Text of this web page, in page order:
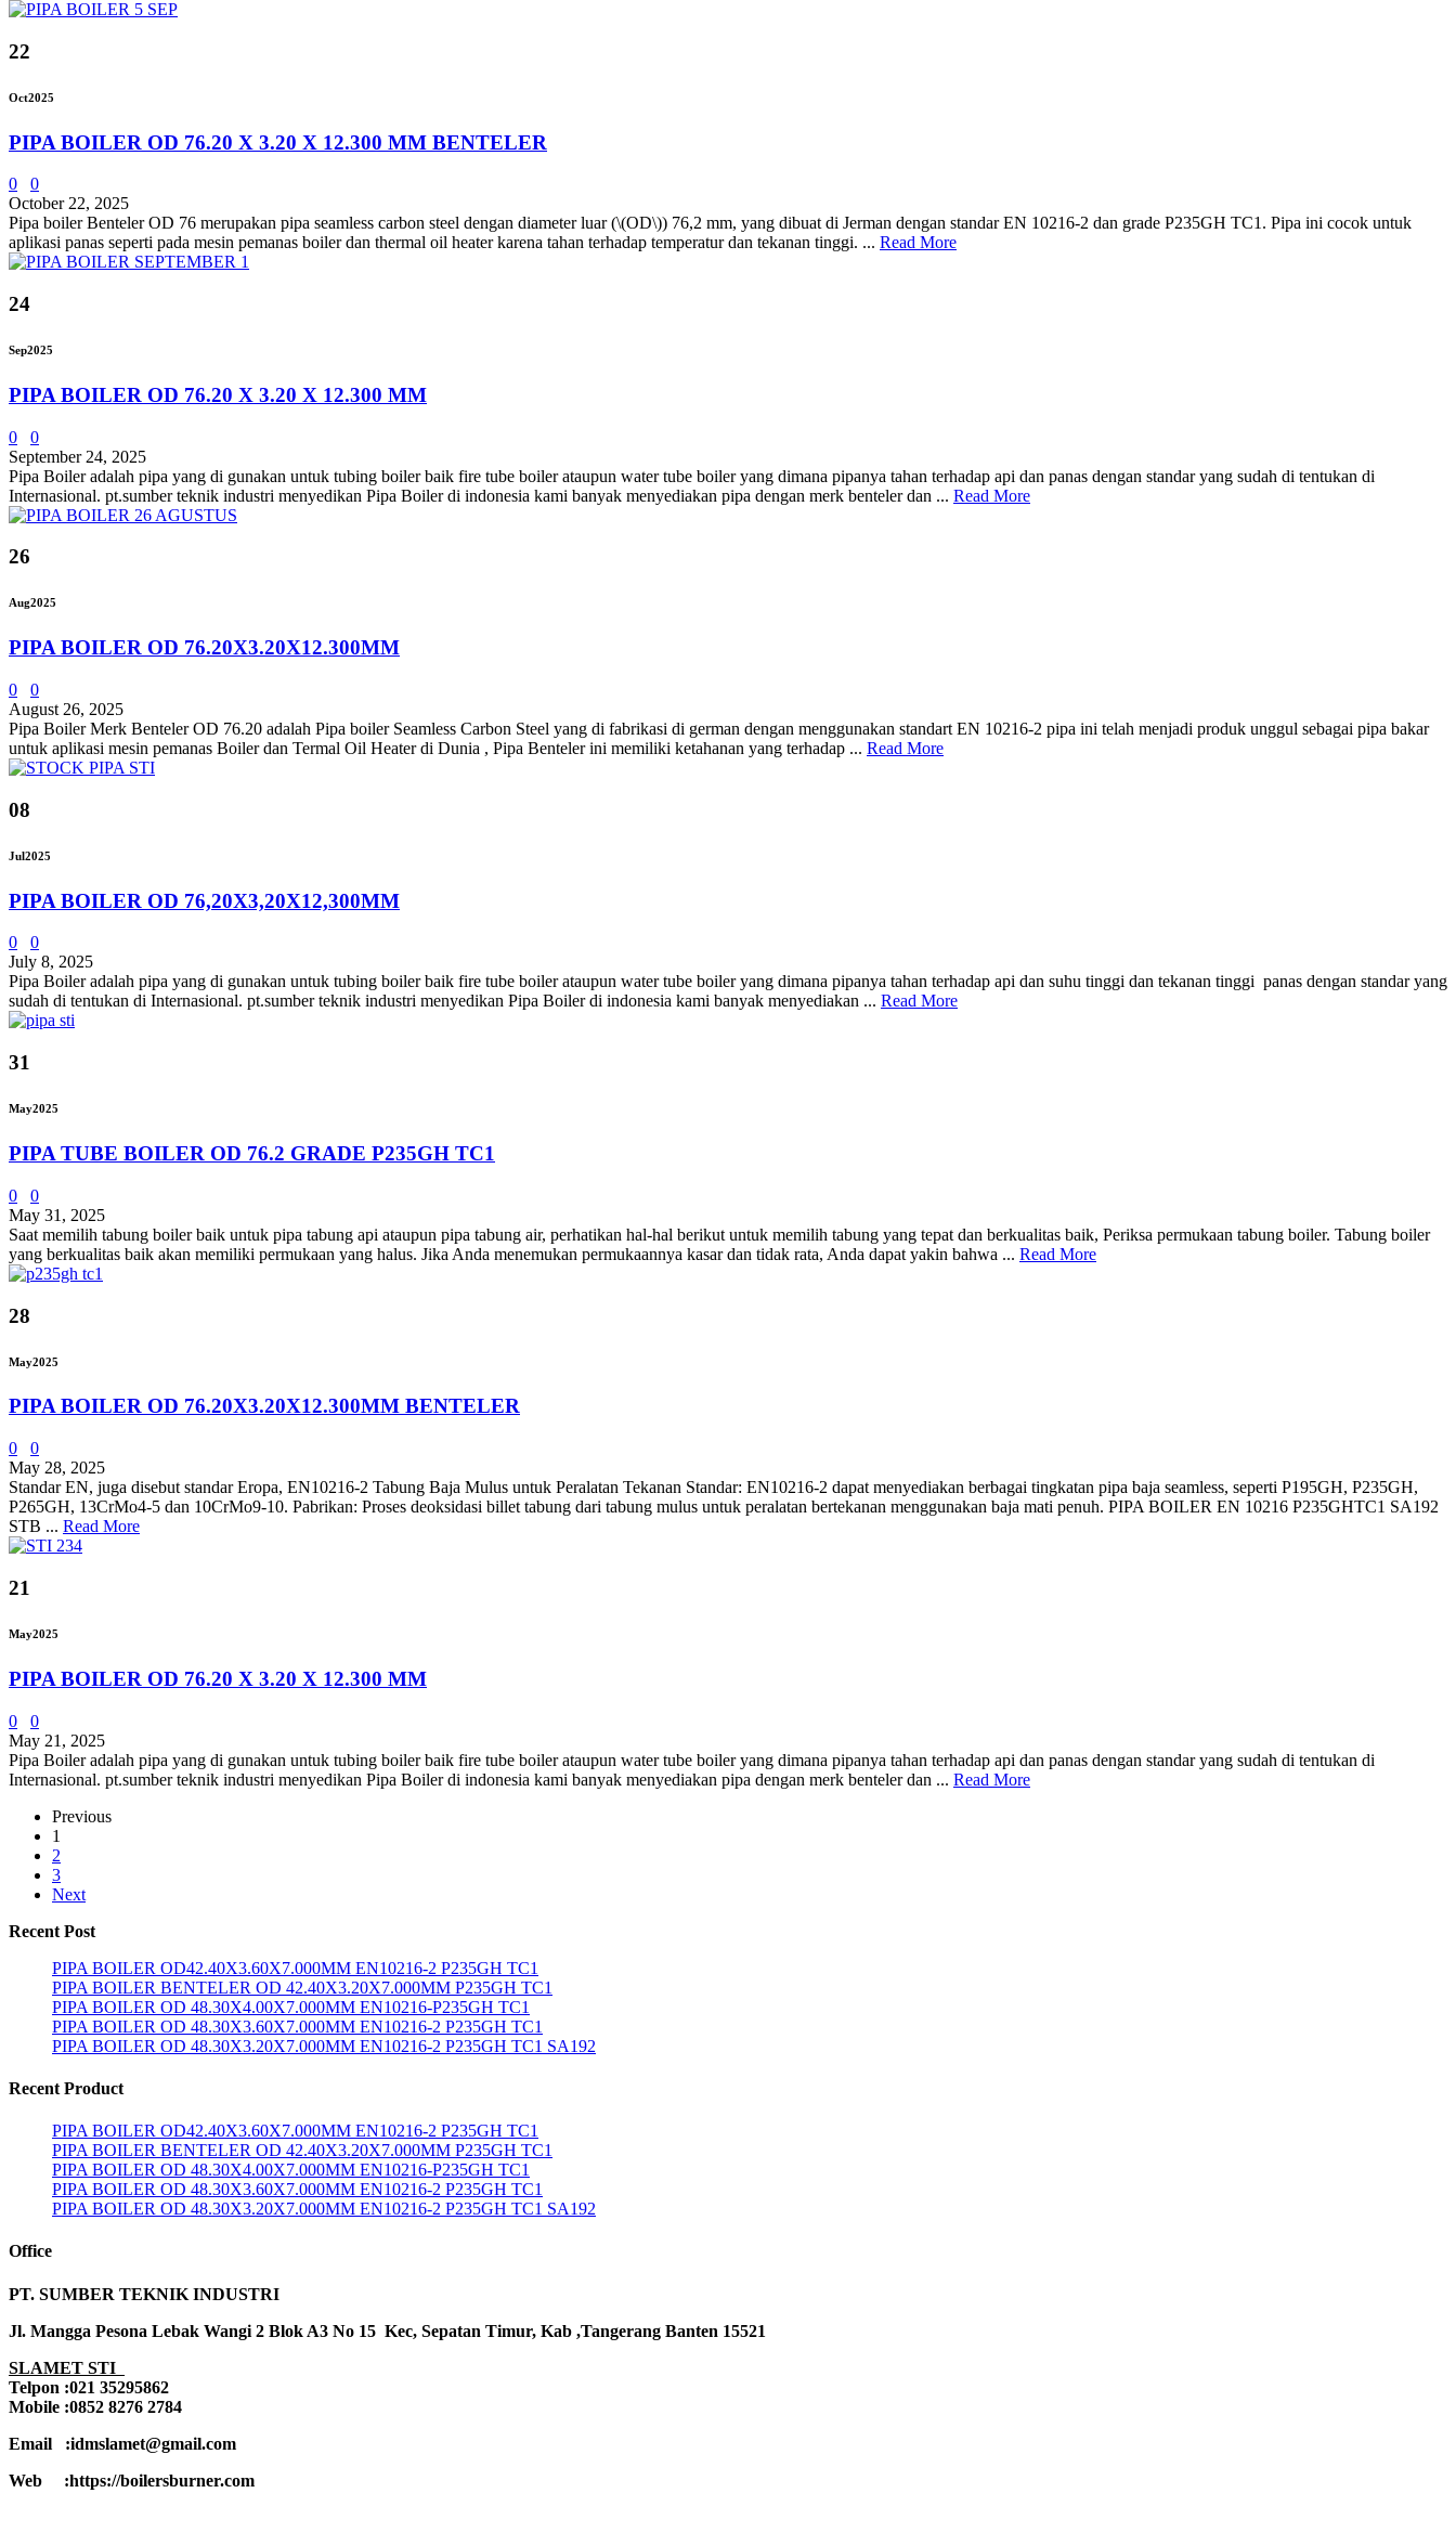
22
Oct2025
PIPA BOILER OD 76.20 X 3.20 X 12.300 MM BENTELER
0
0
October 22, 2025
Pipa boiler Benteler OD 76 merupakan pipa seamless carbon steel dengan diameter luar (\(OD\)) 76,2 mm, yang dibuat di Jerman dengan standar EN 10216-2 dan grade P235GH TC1. Pipa ini cocok untuk
aplikasi panas seperti pada mesin pemanas boiler dan thermal oil heater karena tahan terhadap temperatur dan tekanan tinggi. ... Read More
24
Sep2025
PIPA BOILER OD 76.20 X 3.20 X 12.300 MM
0
0
September 24, 2025
Pipa Boiler adalah pipa yang di gunakan untuk tubing boiler baik fire tube boiler ataupun water tube boiler yang dimana pipanya tahan terhadap api dan panas dengan standar yang sudah di tentukan di
Internasional. pt.sumber teknik industri menyedikan Pipa Boiler di indonesia kami banyak menyediakan pipa dengan merk benteler dan ... Read More
26
Aug2025
PIPA BOILER OD 76.20X3.20X12.300MM
0
0
August 26, 2025
Pipa Boiler Merk Benteler OD 76.20 adalah Pipa boiler Seamless Carbon Steel yang di fabrikasi di german dengan menggunakan standart EN 10216-2 pipa ini telah menjadi produk unggul sebagai pipa bakar
untuk aplikasi mesin pemanas Boiler dan Termal Oil Heater di Dunia , Pipa Benteler ini memiliki ketahanan yang terhadap ... Read More
08
Jul2025
PIPA BOILER OD 76,20X3,20X12,300MM
0
0
July 8, 2025
Pipa Boiler adalah pipa yang di gunakan untuk tubing boiler baik fire tube boiler ataupun water tube boiler yang dimana pipanya tahan terhadap api dan suhu tinggi dan tekanan tinggi panas dengan standar yang
sudah di tentukan di Internasional. pt.sumber teknik industri menyedikan Pipa Boiler di indonesia kami banyak menyediakan ... Read More
31
May2025
PIPA TUBE BOILER OD 76.2 GRADE P235GH TC1
0
0
May 31, 2025
Saat memilih tabung boiler baik untuk pipa tabung api ataupun pipa tabung air, perhatikan hal-hal berikut untuk memilih tabung yang tepat dan berkualitas baik, Periksa permukaan tabung boiler. Tabung boiler
yang berkualitas baik akan memiliki permukaan yang halus. Jika Anda menemukan permukaannya kasar dan tidak rata, Anda dapat yakin bahwa ... Read More
28
May2025
PIPA BOILER OD 76.20X3.20X12.300MM BENTELER
0
0
May 28, 2025
Standar EN, juga disebut standar Eropa, EN10216-2 Tabung Baja Mulus untuk Peralatan Tekanan Standar: EN10216-2 dapat menyediakan berbagai tingkatan pipa baja seamless, seperti P195GH, P235GH,
P265GH, 13CrMo4-5 dan 10CrMo9-10. Pabrikan: Proses deoksidasi billet tabung dari tabung mulus untuk peralatan bertekanan menggunakan baja mati penuh. PIPA BOILER EN 10216 P235GHTC1 SA192
STB ... Read More
21
May2025
PIPA BOILER OD 76.20 X 3.20 X 12.300 MM
0
0
May 21, 2025
Pipa Boiler adalah pipa yang di gunakan untuk tubing boiler baik fire tube boiler ataupun water tube boiler yang dimana pipanya tahan terhadap api dan panas dengan standar yang sudah di tentukan di
Internasional. pt.sumber teknik industri menyedikan Pipa Boiler di indonesia kami banyak menyediakan pipa dengan merk benteler dan ... Read More
Previous
1
2
3
Next
Recent Post
PIPA BOILER OD42.40X3.60X7.000MM EN10216-2 P235GH TC1
PIPA BOILER BENTELER OD 42.40X3.20X7.000MM P235GH TC1
PIPA BOILER OD 48.30X4.00X7.000MM EN10216-P235GH TC1
PIPA BOILER OD 48.30X3.60X7.000MM EN10216-2 P235GH TC1
PIPA BOILER OD 48.30X3.20X7.000MM EN10216-2 P235GH TC1 SA192
Recent Product
PIPA BOILER OD42.40X3.60X7.000MM EN10216-2 P235GH TC1
PIPA BOILER BENTELER OD 42.40X3.20X7.000MM P235GH TC1
PIPA BOILER OD 48.30X4.00X7.000MM EN10216-P235GH TC1
PIPA BOILER OD 48.30X3.60X7.000MM EN10216-2 P235GH TC1
PIPA BOILER OD 48.30X3.20X7.000MM EN10216-2 P235GH TC1 SA192
Office
PT. SUMBER TEKNIK INDUSTRI
Jl. Mangga Pesona Lebak Wangi 2 Blok A3 No 15 Kec, Sepatan Timur, Kab ,Tangerang Banten 15521
SLAMET STI
Telpon :021 35295862
Mobile :0852 8276 2784
Email :idmslamet@gmail.com
Web :https://boilersburner.com